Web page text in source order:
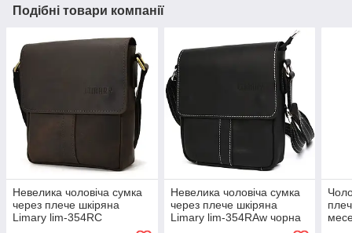
Подібні товари компанії
Невелика чоловіча сумка
через плече шкіряна
Limary lim-354RC
Невелика чоловіча сумка
через плече шкіряна
Limary lim-354RAw чорна